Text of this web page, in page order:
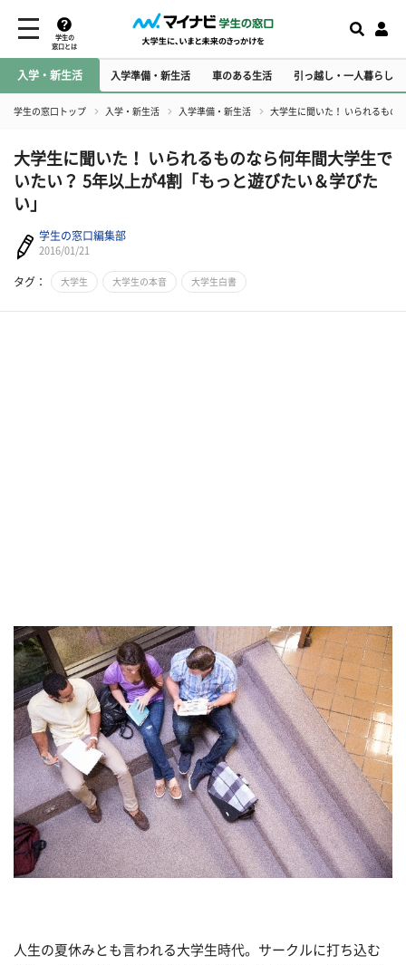
学生の
窓口とは
入学・新生活 入学準備・新生活 車のある生活 引っ越し・一人暮らし
学生の窓口トップ 入学・新生活 入学準備・新生活 大学生に聞いた！ いられるもの
大学生に聞いた！ いられるものなら何年間大学生で
いたい？ 5年以上が4割「もっと遊びたい＆学びた
い」
学生の窓口編集部
2016/01/21
タグ： 大学生 大学生の本音 大学生白書
人生の夏休みとも言われる大学生時代。サークルに打ち込む